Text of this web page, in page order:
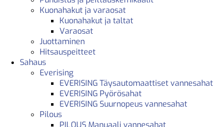
Kuonahakut ja varaosat
Kuonahakut ja taltat
Varaosat
Juottaminen
Hitsauspeitteet
Sahaus
Everising
EVERISING Täysautomaattiset vannesahat
EVERISING Pyörösahat
EVERISING Suurnopeus vannesahat
Pilous
PILOUS Manuaali vannesahat